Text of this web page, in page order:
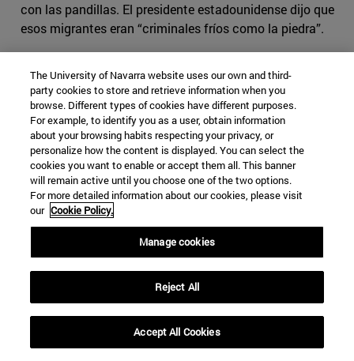
con las pandillas. El presidente estadounidense dijo que
esos migrantes eran “criminales fríos como la piedra”.
Fronteriza de los Estados Unidos no sugiere esto. En
suInforme de Seguridad de 2017contabiliza un total de
526.901 inmigrantes ilegales a quienes se les negó la
entrada, de los cuales 310.531 fueron detenidos y 31.039
arrestados; de estos últimos solo 228 pertenecían a la
MS-13 y otros tantos eran miembros de otras maras (61
de ellos de Barrio-18).
MARA SALVATRUCHA
MS-13
PANDILLAS TRASNACIONALES
Categorías Global Affairs:NORTEAMÉRICA SEGURIDAD Y
The University of Navarra website uses our own and third-
party cookies to store and retrieve information when you
browse. Different types of cookies have different purposes.
For example, to identify you as a user, obtain information
about your browsing habits respecting your privacy, or
personalize how the content is displayed. You can select the
cookies you want to enable or accept them all. This banner
will remain active until you choose one of the two options.
For more detailed information about our cookies, please visit
our Cookie Policy.
Manage cookies
Reject All
Accept All Cookies